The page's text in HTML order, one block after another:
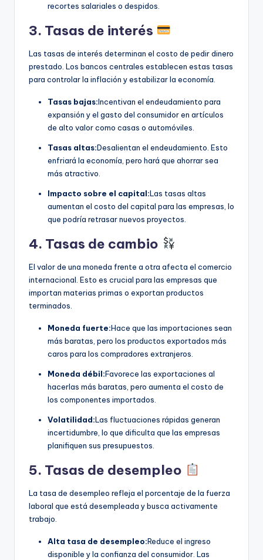
recortes salariales o despidos.
3. Tasas de interés
Las tasas de interés determinan el costo de pedir dinero
prestado. Los bancos centrales establecen estas tasas
para controlar la inflación y estabilizar la economía.
Tasas bajas:Incentivan el endeudamiento para
expansión y el gasto del consumidor en artículos
de alto valor como casas o automóviles.
Tasas altas:Desalientan el endeudamiento. Esto
enfriará la economía, pero hará que ahorrar sea
más atractivo.
Impacto sobre el capital:Las tasas altas
aumentan el costo del capital para las empresas, lo
que podría retrasar nuevos proyectos.
4. Tasas de cambio
El valor de una moneda frente a otra afecta el comercio
internacional. Esto es crucial para las empresas que
importan materias primas o exportan productos
terminados.
Moneda fuerte:Hace que las importaciones sean
más baratas, pero los productos exportados más
caros para los compradores extranjeros.
Moneda débil:Favorece las exportaciones al
hacerlas más baratas, pero aumenta el costo de
los componentes importados.
Volatilidad:Las fluctuaciones rápidas generan
incertidumbre, lo que dificulta que las empresas
planifiquen sus presupuestos.
5. Tasas de desempleo
La tasa de desempleo refleja el porcentaje de la fuerza
laboral que está desempleada y busca activamente
trabajo.
Alta tasa de desempleo:Reduce el ingreso
disponible y la confianza del consumidor. Las